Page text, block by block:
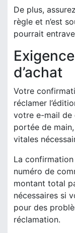
De plus,
règle et n’est
pourrait
d’achat
Votre
réclamer
votre e-mail de
portée de
vitales
La
numéro de
montant total
nécessaires si
pour des
réclamation.